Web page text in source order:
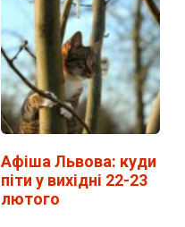
Афіша Львова: куди
піти у вихідні 22-23
лютого